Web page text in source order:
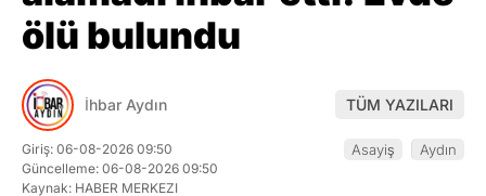
ölü bulundu
İhbar Aydın TÜM YAZILARI
Giriş: 06-08-2026 09:50
Güncelleme: 06-08-2026 09:50
Kaynak: HABER MERKEZI
Asayiş Aydın